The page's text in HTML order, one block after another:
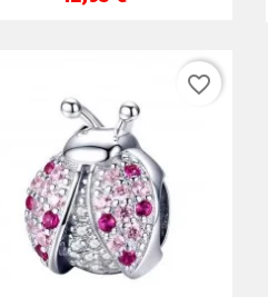
favorite_border